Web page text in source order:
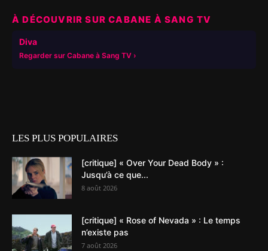
À DÉCOUVRIR SUR CABANE À SANG TV
Diva
Regarder sur Cabane à Sang TV
LES PLUS POPULAIRES
[critique] « Over Your Dead Body » :
Jusqu’à ce que...
8 août 2026
[critique] « Rose of Nevada » : Le temps
n’existe pas
7 août 2026